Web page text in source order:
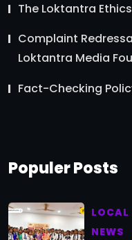
The Loktantra
Complaint
Loktantra Media
Fact-Checking
Populer Posts
LOCAL
NEWS